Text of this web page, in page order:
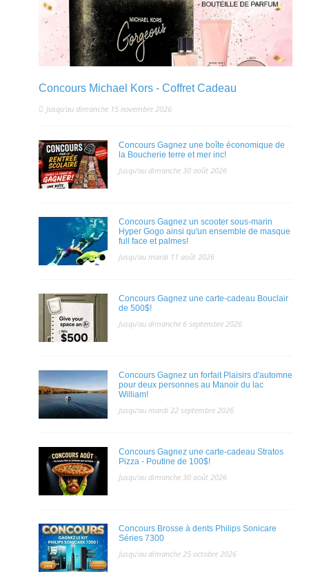
Concours Michael Kors - Coffret Cadeau
Jusqu'au dimanche 15 novembre 2026
Concours Gagnez une boîte économique de
la Boucherie terre et mer inc!
Jusqu'au dimanche 30 août 2026
Concours Gagnez un scooter sous-marin
Hyper Gogo ainsi qu'un ensemble de masque
full face et palmes!
Jusqu'au mardi 11 août 2026
Concours Gagnez une carte-cadeau Bouclair
de 500$!
Jusqu'au dimanche 6 septembre 2026
Concours Gagnez un forfait Plaisirs d'automne
pour deux personnes au Manoir du lac
William!
Jusqu'au mardi 22 septembre 2026
Concours Gagnez une carte-cadeau Stratos
Pizza - Poutine de 100$!
Jusqu'au dimanche 30 août 2026
Concours Brosse à dents Philips Sonicare
Séries 7300
Jusqu'au dimanche 25 octobre 2026